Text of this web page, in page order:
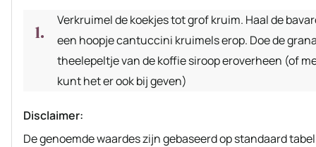
Verkruimel de koekjes tot grof kruim. Haal de
een hoopje cantuccini kruimels erop. Doe de
theelepeltje van de koffie siroop eroverheen (of
kunt het er ook bij geven)
Disclaimer:
De genoemde waardes zijn gebaseerd op standaard tabellen en hier kunnen geen